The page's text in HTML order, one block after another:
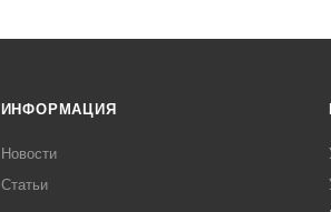
ИНФОРМАЦИЯ
Новости
Статьи